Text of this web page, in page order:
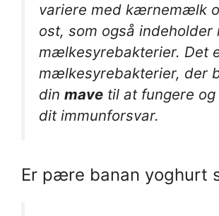
variere med kærnemælk
ost, som også indeholder
mælkesyrebakterier. Det
mælkesyrebakterier, der
din mave til at fungere
dit immunforsvar.
Er pære banan yoghurt